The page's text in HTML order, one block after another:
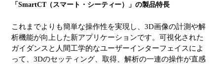
「SmartCT（スマート・シーティー）」の製品特長
これまでよりも簡単な操作性を実現し、3D画像の計測や解
析機能が向上した新アプリケーションです。可視化された
ガイダンスと人間工学的なユーザーインターフェイスによ
って、3Dのセッティング、取得、解析の一連の操作が直感